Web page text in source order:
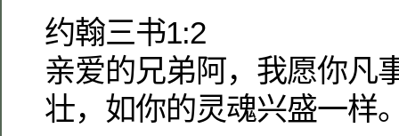
约翰三书1:2
亲爱的兄弟阿，我愿你凡
壮，如你的灵魂兴盛一样